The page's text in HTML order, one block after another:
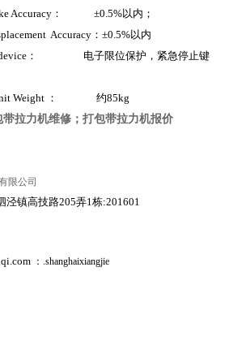
Accuracy： ±0.5%以内；
Accuracy：±0.5%以内
device： 电子限位保护，紧急停止键
Unit Weight ： 约85kg
拉力机维修；打包带拉力机报价
限公司
泾镇高技路205弄1栋:201601
： .shanghaixiangjie